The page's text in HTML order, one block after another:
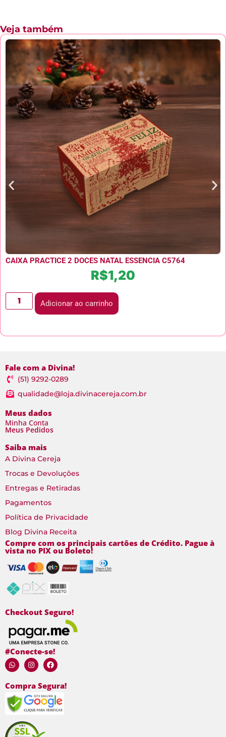
Veja também
CAIXA PRACTICE 2 DOCES NATAL ESSENCIA C5764
R$1,20
Adicionar ao carrinho
Fale com a Divina!
(51) 9292-0289
qualidade@loja.divinacereja.com.br
Meus dados
Minha Conta
Meus Pedidos
Saiba mais
A Divina Cereja
Trocas e Devoluções
Entregas e Retiradas
Pagamentos
Política de Privacidade
Blog Divina Receita
Compre com os principais cartões de Crédito. Pague à
vista no PIX ou Boleto!
Checkout Seguro!
#Conecte-se!
Compra Segura!